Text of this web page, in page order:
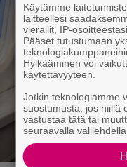
Käytämme
laitteellesi
vierailit, IP-
Pääset tutustumaan
Hylkääminen voi
käytettävyyteen.
Jotkin teknologiamme
suostumusta, jos niillä
vastustaa tätä tai
seuraavalla välilehdellä.